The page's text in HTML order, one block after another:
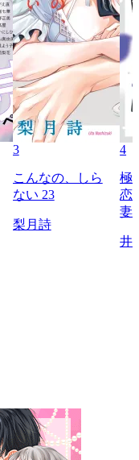
3
こんなの、しら
ない 23
梨月詩
4
極
恋
妻
井